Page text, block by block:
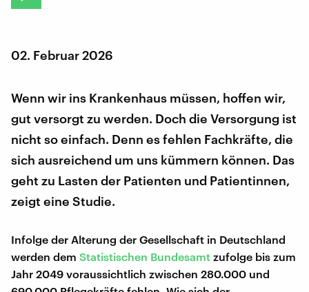
02. Februar 2026
Wenn wir ins Krankenhaus müssen, hoffen wir,
gut versorgt zu werden. Doch die Versorgung ist
nicht so einfach. Denn es fehlen Fachkräfte, die
sich ausreichend um uns kümmern können. Das
geht zu Lasten der Patienten und Patientinnen,
zeigt eine Studie.
Infolge der Alterung der Gesellschaft in Deutschland
werden dem Statistischen Bundesamt zufolge bis zum
Jahr 2049 voraussichtlich zwischen 280.000 und